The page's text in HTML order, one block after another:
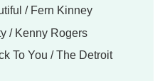
/ Fern Kinney
/ Kenny Rogers
To You / The Detroit